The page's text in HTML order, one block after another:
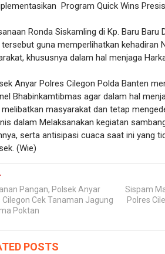
Program Quick Wins
Ronda Siskamling di Kp. Baru Baru
guna memperlihatkan kehadiran
khususnya dalam hal menjaga
Anyar Polres Cilegon Polda Banten
Bhabinkamtibmas agar dalam hal
masyarakat dan tetap
dalam Melaksanakan kegiatan
serta antisipasi cuaca saat ini yang
(Wie)
Pangan, Polsek Anyar
Cilegon Cek Tanaman Jagung
Poktan
Sispam
Polres
POSTS